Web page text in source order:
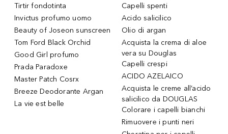
Tirtir fondotinta
Invictus profumo uomo
Beauty of Joseon sunscreen
Tom Ford Black Orchid
Good Girl profumo
Prada Paradoxe
Master Patch Cosrx
Breeze Deodorante Argan
La vie est belle
Capelli spenti
Acido salicilico
Olio di argan
Acquista la crema di aloe
vera su Douglas
Capelli crespi
ACIDO AZELAICO
Acquista le creme all’acido
salicilico da DOUGLAS
Colorare i capelli bianchi
Rimuovere i punti neri